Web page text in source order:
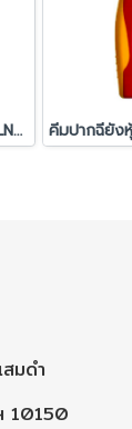
คีมปากแหลมหุ้มฉนวน 6" FLNP206
มดำ
10150